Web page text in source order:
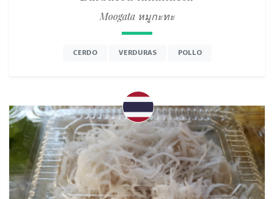
Moogata หมูกะทะ
CERDO VERDURAS POLLO